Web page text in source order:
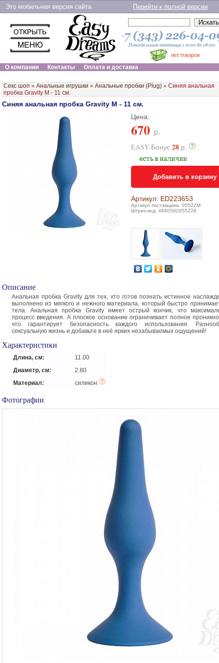
Это мобильная версия сайта Перейти к полной версии
нет товаров
О компании
Контакты Оплата и доставка
Секс шоп » Анальные игрушки » Анальные пробки (Plug) » Синяя анальная
пробка Gravity M - 11 см.
Синяя анальная пробка Gravity M - 11 см.
Цена:
670 р.
EASY-Бонус 28 р.
Добавить в корзину
Артикул: ED223653
Артикул поставщика: 05522M
Штрих-код: 4680592055228
Описание
Анальная пробка Gravity для тех, кто готов познать истинное
выполнено из мягкого и нежного материала, который быстро
тела. Анальная пробка Gravity имеет острый кончик, что
процесс введения. А плоское основание ограничивает полное
что гарантирует безопасность каждого использования.
сексуальную жизнь и добавьте в неё ярких незабываемых ощущений!
Характеристики
Длина, см:
11.00
Диаметр, см:
2.80
Материал:
силикон
Фотографии